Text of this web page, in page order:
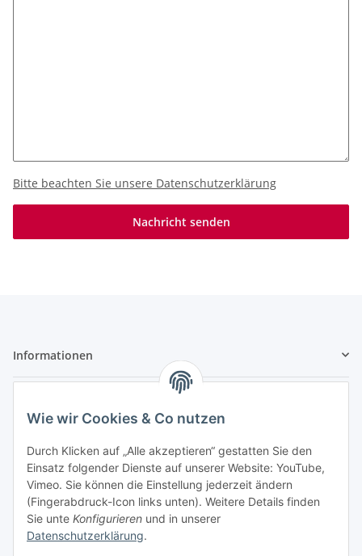
Bitte beachten Sie unsere Datenschutzerklärung
Nachricht senden
Informationen
Partner
Wie wir Cookies & Co nutzen
Durch Klicken auf „Alle akzeptieren“ gestatten Sie den
Einsatz folgender Dienste auf unserer Website: YouTube,
Vimeo. Sie können die Einstellung jederzeit ändern
(Fingerabdruck-Icon links unten). Weitere Details finden
Sie unte Konfigurieren und in unserer
Datenschutzerklärung.